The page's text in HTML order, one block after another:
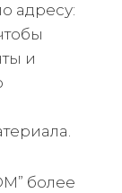
адресу:
и
более